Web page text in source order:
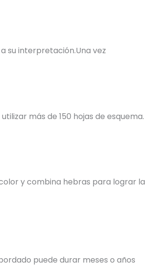
su interpretación.Una vez
más de 150 hojas de esquema.
y combina hebras para lograr la
puede durar meses o años